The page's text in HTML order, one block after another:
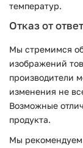
температур.
Отказ от
Мы стремимся
изображений
производители
изменения не
Возможные
продукта.
Мы рекомендуем